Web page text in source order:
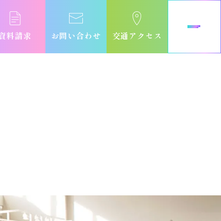
料請求 お問い合わせ 交通アクセス